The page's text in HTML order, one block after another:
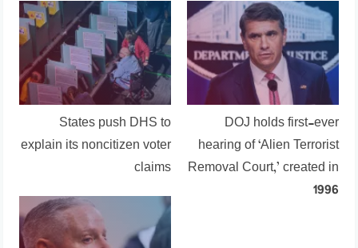
DOJ holds first-ever
hearing of ‘Alien Terrorist
Removal Court,’ created in
1996
States push DHS to
explain its noncitizen voter
claims